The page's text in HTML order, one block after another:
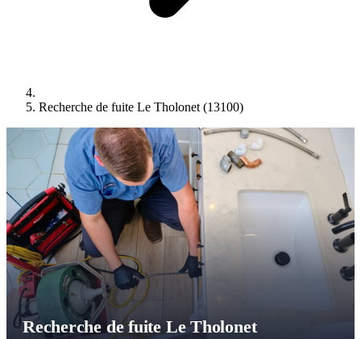
Recherche de fuite Le Tholonet (13100)
Recherche de fuite Le Tholonet